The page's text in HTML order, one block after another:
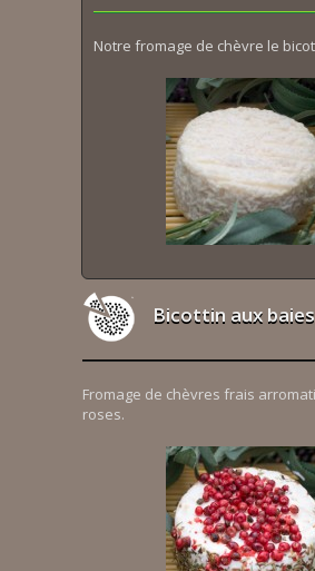
Notre fromage de chèvre le
Bicottin aux
Fromage de chèvres frais
roses.